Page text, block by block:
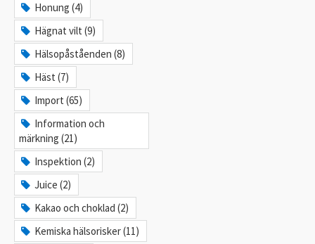
Honung (4)
Hägnat vilt (9)
Hälsopåståenden (8)
Häst (7)
Import (65)
Information och
märkning (21)
Inspektion (2)
Juice (2)
Kakao och choklad (2)
Kemiska hälsorisker (11)